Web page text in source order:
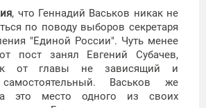
, что Геннадий Васьков никак не
по поводу выборов секретаря
"Единой России". Чуть менее
пост занял Евгений Субачев,
от главы не зависящий и
Васьков же
это место одного из своих